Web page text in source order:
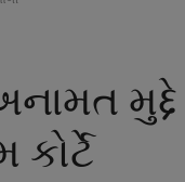
મુદ્દે